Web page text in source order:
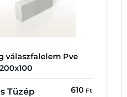
válaszfalelem Pve
Tüzép 610 Ft